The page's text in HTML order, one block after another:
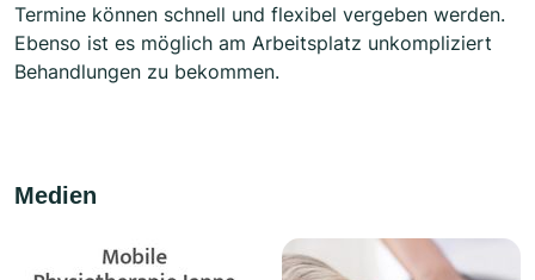
Termine können schnell und flexibel vergeben werden.
Ebenso ist es möglich am Arbeitsplatz unkompliziert
Behandlungen zu bekommen.
Medien